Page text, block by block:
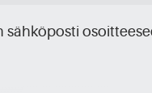
sähköposti